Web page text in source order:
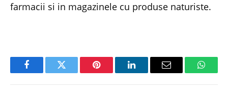
farmacii si in magazinele cu produse naturiste.
FacebookTwitter Pinterest LinkedInEmail